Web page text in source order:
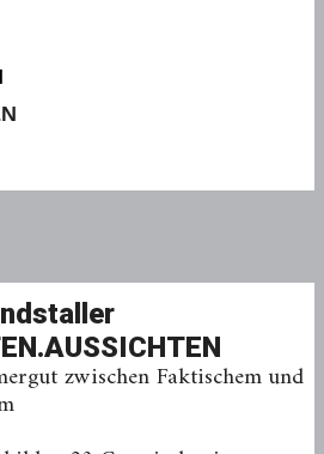
zwischen Faktischem und